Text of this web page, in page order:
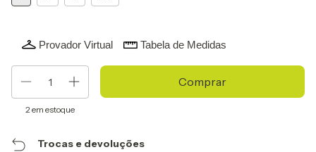
Provador Virtual Tabela de Medidas
2 em estoque
Trocas e devoluções